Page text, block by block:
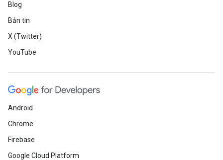
Blog
Bản tin
X (Twitter)
YouTube
Android
Chrome
Firebase
Google Cloud Platform